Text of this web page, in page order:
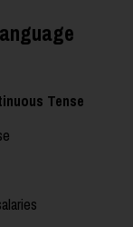
Tense